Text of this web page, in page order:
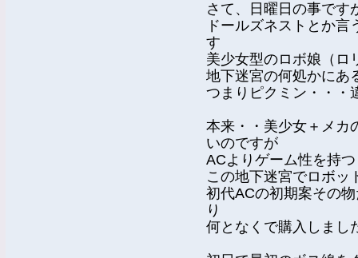
さて、日曜日の事です
ドールズネストとか
す
美少女型のロボ娘（ロ
地下迷宮の何処かにあ
つまりピクミン・・・
本来・・美少女＋メカ
いのですが
ACよりゲーム性を持
この地下迷宮でロボッ
初代ACの初期案その
り
何となくで購入しまし